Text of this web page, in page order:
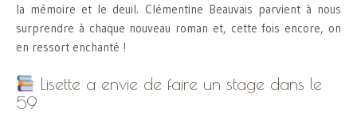
la mémoire et le deuil. Clémentine Beauvais parvient à nous
surprendre à chaque nouveau roman et, cette fois encore, on
en ressort enchanté !
Lisette a envie de faire un stage dans le
59